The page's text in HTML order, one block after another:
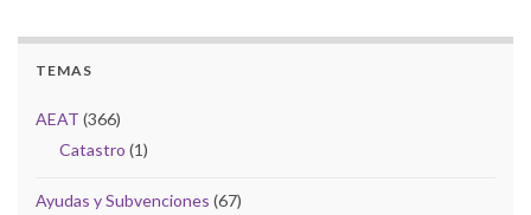
TEMAS
AEAT (366)
Catastro (1)
Ayudas y Subvenciones (67)